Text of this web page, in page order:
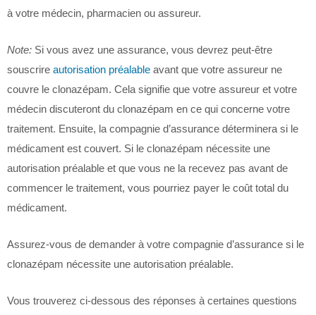
à votre médecin, pharmacien ou assureur.
Note: Si vous avez une assurance, vous devrez peut-être
souscrire autorisation préalable avant que votre assureur ne
couvre le clonazépam. Cela signifie que votre assureur et votre
médecin discuteront du clonazépam en ce qui concerne votre
traitement. Ensuite, la compagnie d’assurance déterminera si le
médicament est couvert. Si le clonazépam nécessite une
autorisation préalable et que vous ne la recevez pas avant de
commencer le traitement, vous pourriez payer le coût total du
médicament.
Assurez-vous de demander à votre compagnie d’assurance si le
clonazépam nécessite une autorisation préalable.
Vous trouverez ci-dessous des réponses à certaines questions